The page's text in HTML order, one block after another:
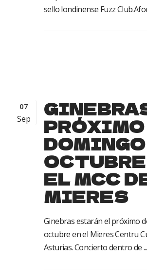
sello londinense Fuzz
07
Sep PRÓXIMO
EL MCC
MIERES
Ginebras estarán el próximo
octubre en el Mieres Centru
Asturias. Concierto dentro de ...